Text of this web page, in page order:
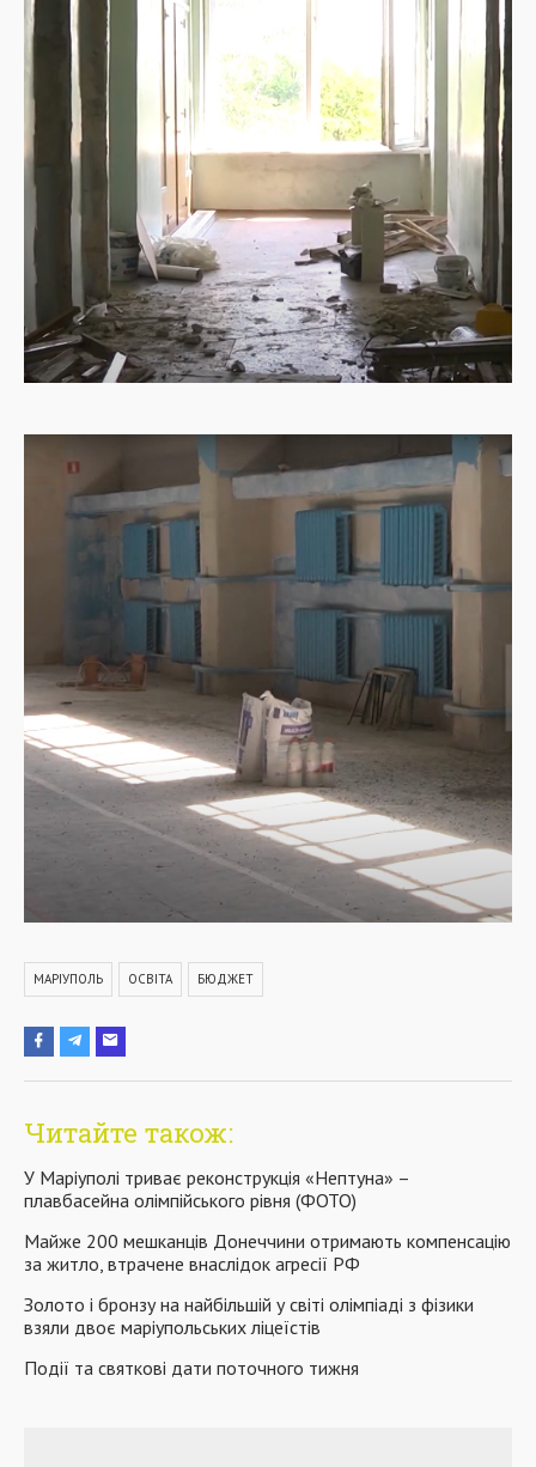
МАРІУПОЛЬ ОСВІТА БЮДЖЕТ
Читайте також:
У Маріуполі триває реконструкція «Нептуна» –
плавбасейна олімпійського рівня (ФОТО)
Майже 200 мешканців Донеччини отримають компенсацію
за житло, втрачене внаслідок агресії РФ
Золото і бронзу на найбільшій у світі олімпіаді з фізики
взяли двоє маріупольських ліцеїстів
Події та святкові дати поточного тижня